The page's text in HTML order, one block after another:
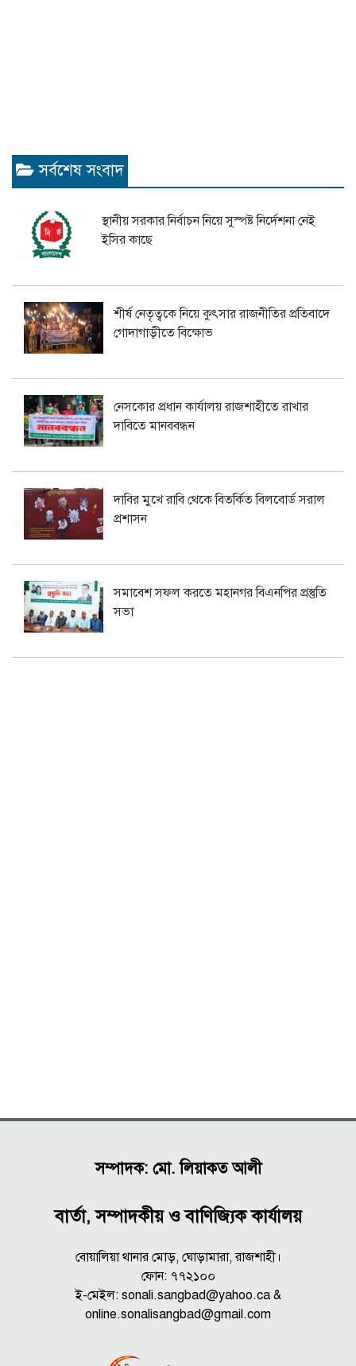
সর্বশেষ সংবাদ
স্থানীয় সরকার নির্বাচন নিয়ে সুস্পষ্ট নির্দেশনা নেই
ইসির কাছে
শীর্ষ নেতৃত্বকে নিয়ে কুৎসার রাজনীতির প্রতিবাদে
গোদাগাড়ীতে বিক্ষোভ
নেসকোর প্রধান কার্যালয় রাজশাহীতে রাখার
দাবিতে মানববন্ধন
দাবির মুখে রাবি থেকে বিতর্কিত বিলবোর্ড সরাল
প্রশাসন
সমাবেশ সফল করতে মহানগর বিএনপির প্রস্তুতি
সভা
সম্পাদক: মো. লিয়াকত আলী
বার্তা, সম্পাদকীয় ও বাণিজ্যিক কার্যালয়
বোয়ালিয়া থানার মোড়, ঘোড়ামারা, রাজশাহী।
ফোন: ৭৭২১০০
ই-মেইল: sonali.sangbad@yahoo.ca &
online.sonalisangbad@gmail.com